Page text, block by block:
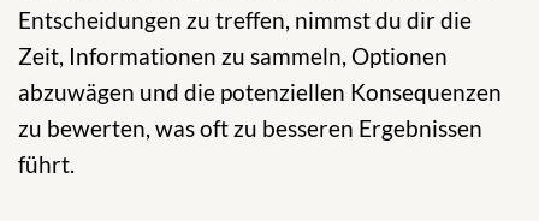
Entscheidungen zu treffen, nimmst du dir die
Zeit, Informationen zu sammeln, Optionen
abzuwägen und die potenziellen Konsequenzen
zu bewerten, was oft zu besseren Ergebnissen
führt.